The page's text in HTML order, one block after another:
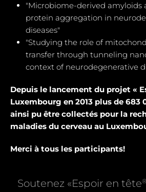
"Microbiome-derived amyloids
protein aggregation in
diseases"
"Studying the role of
transfer through tunneling
context of neurodegenerative
Depuis le lancement du projet «
Luxembourg en 2013 plus de 683
ainsi pu être collectés pour la
maladies du cerveau au
Merci à tous les participants!
Soutenez «Espoir en tête®